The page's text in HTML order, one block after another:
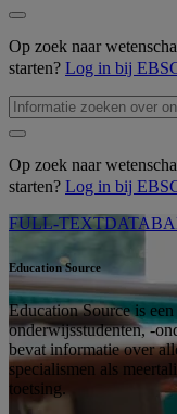
Op zoek naar
starten? Log in bij
Op zoek naar
starten? Log in bij
FULL-
Education Source
Education Source is
onderwijsstudenten, -
bevat informatie over
specialismen als
toetsing.